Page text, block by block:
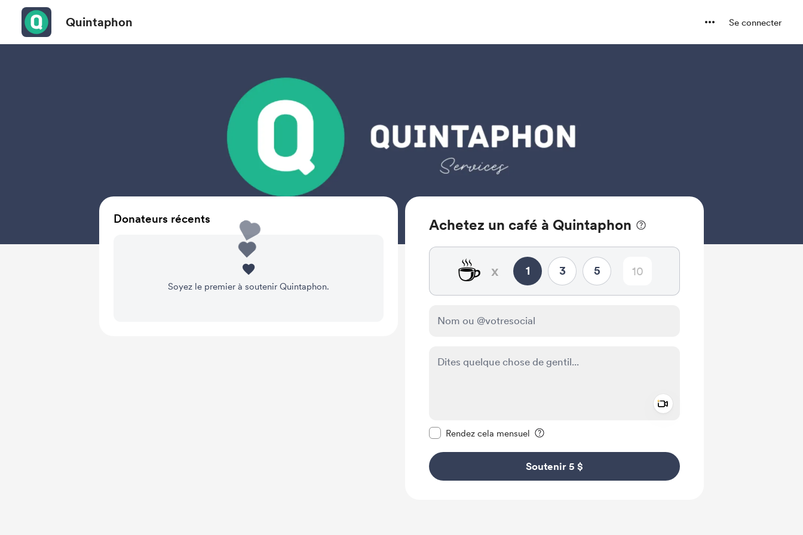
Quintaphon Se connecter
Achetez un café à Quintaphon
☕ x 1 3 5
Rendez cela mensuel
Soutenir 5 $
Donateurs récents
Soyez le premier à soutenir Quintaphon.